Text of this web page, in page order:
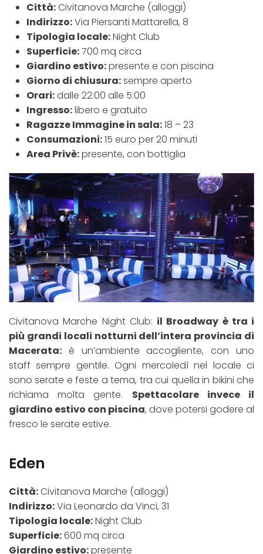
Città:Civitanova Marche (alloggi)
Indirizzo:Via Piersanti Mattarella, 8
Tipologia locale:Night Club
Superficie:700 mq circa
Giardino estivo:presente e con piscina
Giorno di chiusura:sempre aperto
Orari:dalle 22:00 alle 5:00
Ingresso:libero e gratuito
Ragazze Immagine in sala:18 – 23
Consumazioni:15 euro per 20 minuti
Area Privè:presente, con bottiglia
Civitanova Marche Night Club: il Broadway è tra i
più grandi locali notturni dell’intera provincia di
Macerata: è un’ambiente accogliente, con uno
staff sempre gentile. Ogni mercoledì nel locale ci
sono serate e feste a tema, tra cui quella in bikini che
richiama molta gente. Spettacolare invece il
giardino estivo con piscina, dove potersi godere al
fresco le serate estive.
Eden
Città:Civitanova Marche (alloggi)
Indirizzo:Via Leonardo da Vinci, 31
Tipologia locale:Night Club
Superficie:600 mq circa
Giardino estivo:presente